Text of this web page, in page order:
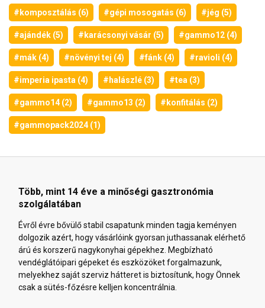
#komposztálás (6) #gépi mosogatás (6) #jég (5)
#ajándék (5) #karácsonyi vásár (5) #gammo12 (4)
#mák (4) #növényi tej (4) #fánk (4) #ravioli (4)
#imperia ipasta (4) #halászlé (3) #tea (3)
#gammo14 (2) #gammo13 (2) #konfitálás (2)
#gammopack2024 (1)
Több, mint 14 éve a minőségi gasztronómia
szolgálatában
Évről évre bővülő stabil csapatunk minden tagja keményen
dolgozik azért, hogy vásárlóink gyorsan juthassanak elérhető
árú és korszerű nagykonyhai gépekhez. Megbízható
vendéglátóipari gépeket és eszközöket forgalmazunk,
melyekhez saját szerviz hátteret is biztosítunk, hogy Önnek
csak a sütés-főzésre kelljen koncentrálnia.